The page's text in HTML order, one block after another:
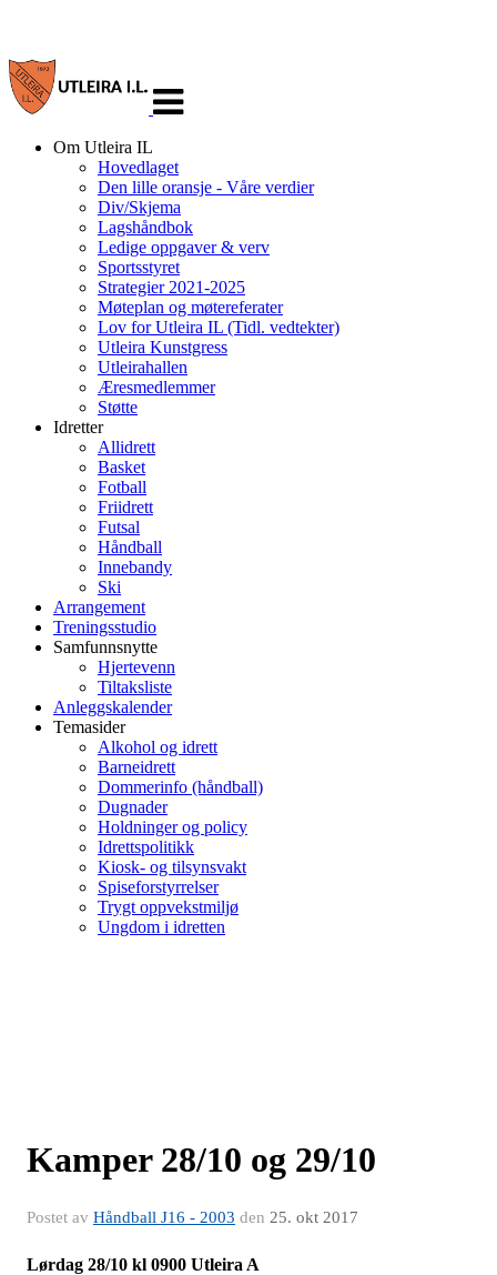
navigasjon
Om Utleira IL
Hovedlaget
Den lille oransje - Våre verdier
Div/Skjema
Lagshåndbok
Ledige oppgaver & verv
Sportsstyret
Strategier 2021-2025
Møteplan og møtereferater
Lov for Utleira IL (Tidl. vedtekter)
Utleira Kunstgress
Utleirahallen
Æresmedlemmer
Støtte
Idretter
Allidrett
Basket
Fotball
Friidrett
Futsal
Håndball
Innebandy
Ski
Arrangement
Treningsstudio
Samfunnsnytte
Hjertevenn
Tiltaksliste
Anleggskalender
Temasider
Alkohol og idrett
Barneidrett
Dommerinfo (håndball)
Dugnader
Holdninger og policy
Idrettspolitikk
Kiosk- og tilsynsvakt
Spiseforstyrrelser
Trygt oppvekstmiljø
Ungdom i idretten
Kamper 28/10 og 29/10
Postet av Håndball J16 - 2003 den 25. okt 2017
Lørdag 28/10 kl 0900 Utleira A